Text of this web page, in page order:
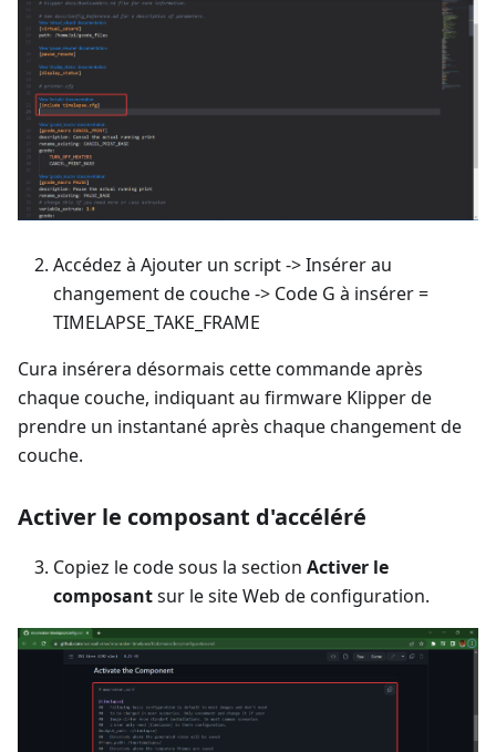
Accédez à Ajouter un script -> Insérer au
changement de couche -> Code G à insérer =
TIMELAPSE_TAKE_FRAME
Cura insérera désormais cette commande après
chaque couche, indiquant au firmware Klipper de
prendre un instantané après chaque changement de
couche.
Activer le composant d'accéléré
Copiez le code sous la section Activer le
composantsur le site Web de configuration.